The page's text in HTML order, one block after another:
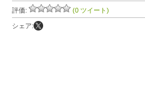
評価: (0 ツイート)
シェア: